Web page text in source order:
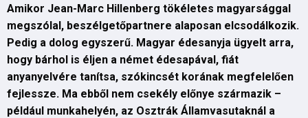
Amikor Jean-Marc Hillenberg tökéletes magyarsággal
megszólal, beszélgetőpartnere alaposan elcsodálkozik.
Pedig a dolog egyszerű. Magyar édesanyja ügyelt arra,
hogy bárhol is éljen a német édesapával, fiát
anyanyelvére tanítsa, szókincsét korának megfelelően
fejlessze. Ma ebből nem csekély előnye származik –
például munkahelyén, az Osztrák Államvasutaknál a